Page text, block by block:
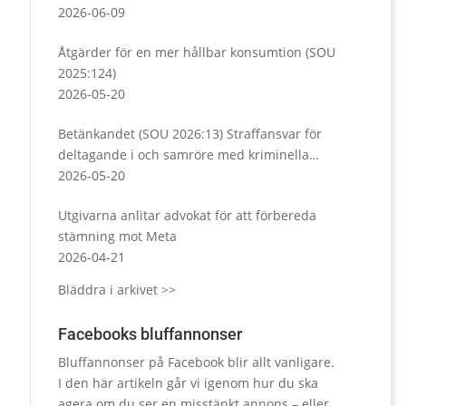
Almedalsveckan
2026-06-09
Åtgärder för en mer hållbar konsumtion (SOU
2025:124)
2026-05-20
Betänkandet (SOU 2026:13) Straffansvar för
deltagande i och samröre med kriminella
sammanslutningar
2026-05-20
Utgivarna anlitar advokat för att förbereda
stämning mot Meta
2026-04-21
Bläddra i arkivet >>
Facebooks bluffannonser
Bluffannonser på Facebook blir allt vanligare.
I den här artikeln går vi igenom hur du ska